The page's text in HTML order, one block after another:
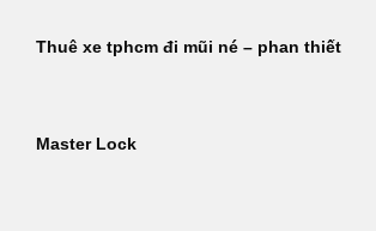
Thuê xe tphcm đi mũi né – phan thiết
Master Lock